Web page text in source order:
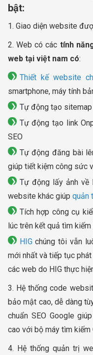
bật:
1. Giao diện website
2. Web có các tính
web tại việt nam có:
Thiết kế website
smartphone, máy tính
Tự động tạo
Tự động tạo link
SEO
Tự động đăng bài
giúp tiết kiệm công sức
Tự động lấy ảnh về
website khác giúp quản
Tích hợp công cụ
lúc trên kết quả tìm kiếm
HIGchúng tôi vẫn
mới nhất và tiếp tục
các web do HIG thực
3. Hệ thống code
bảo mật cao, dễ dàng
chuẩn SEO Google
cao với bộ máy tìm kiếm
4. Hệ thống quản trị